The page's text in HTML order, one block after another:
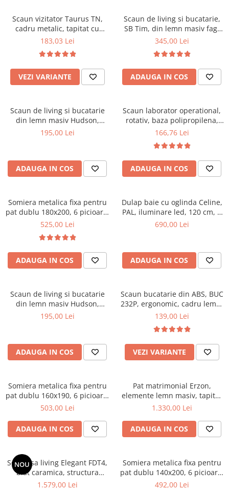
Saltele cu arcuri impachetate
individual
Saltele Memory Pocket
Saltele Memory Foam
Saltele Memory Pocket
Saltele cu plasa arcuri
Saltele cu spuma
Saltele cu spuma poliuretanica
Saltele 140x200
Saltele 180x200
Top saltele
Top saltele 5 cm
Top saltele memory 5 cm
Top saltele MemoHR 6.5 cm
Saltele cu plasa de arcuri
Saltele cu spuma
Paturi
Seturi de pat si saltea
Masute de toaleta
Mobilier living
Scaune pentru living
Comode living
Set mese plus scaune
Scaune ergonomice
Etajere Birou
Birouri
Scaune pentru birou
Scaune pentru vizitatori
Scaune manager
Mobilier bucatarie
Mese bucatarie
Mobila bucatarie
Seturi mese si scaune bucatarie
Mobilier hol
Suporturi si rafturi pantofi
Portmantouri
Seturi mobilier hol
Stender haine
Etajere
Mobilier gradinita
Mese gradinita
Scaune gradinita
Scaune birou
Scaune profesionale
Scaune resigilate
Scaune conferinta
Scaune terasa si outdoor
Scaun vizitator Taurus TN,
cadru metalic, tapitat cu
stofa, stivuibil, 120 kg, negru
183,03 Lei
VEZI VARIANTE
Scaun de living si bucatarie,
SB Tim, din lemn masiv fag,
tapiterie stofa, lacuit, 120 kg,
345,00 Lei
ADAUGA IN COS
Scaun de living si bucatarie
din lemn masiv Hudson,
tapiterie stofa,100 kg,
195,00 Lei
ADAUGA IN COS
Scaun laborator operational,
rotativ, baza polipropilena,
piele ecologica, inaltime
166,76 Lei
ADAUGA IN COS
Somiera metalica fixa pentru
pat dublu 180x200, 6 picioare,
32 lamele lemn fag, benzi
negru
525,00 Lei
ADAUGA IN COS
Dulap baie cu oglinda Celine,
PAL, iluminare led, 120 cm, 3
usi, 3 rafturi, soft close, alb
690,00 Lei
ADAUGA IN COS
Scaun de living si bucatarie
din lemn masiv Hudson,
tapiterie stofa,100 kg,
195,00 Lei
ADAUGA IN COS
Scaun bucatarie din ABS, BUC
232P, ergonomic, cadru lemn,
100 kg
139,00 Lei
VEZI VARIANTE
Somiera metalica fixa pentru
pat dublu 160x190, 6 picioare,
30 lamele lemn fag, benzi
negru
503,00 Lei
ADAUGA IN COS
Pat matrimonial Erzon,
elemente lemn masiv, tapitat
cu stofa, cu somiera,140x200
1.330,00 Lei
ADAUGA IN COS
NOU
Set masa living Elegant FDT4,
blat caramica, structura
metalica, 140x80x75 cm,
1.579,00 Lei
Somiera metalica fixa pentru
pat dublu 140x200, 6 picioare,
32 lamele lemn fag, benzi
492,00 Lei